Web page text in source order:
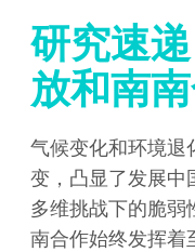
全球经济治理
中心团队
中心领导
研究团队
GDP IN ENGLISH
研究速
放和南
气候变化和环境退
变，凸显了发展中
多维挑战下的脆弱
南合作始终发挥着